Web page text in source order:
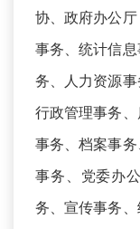
协、政府办公
事务、统计信
务、人力资源
行政管理事务
事务、档案事
事务、党委办
务、宣传事务